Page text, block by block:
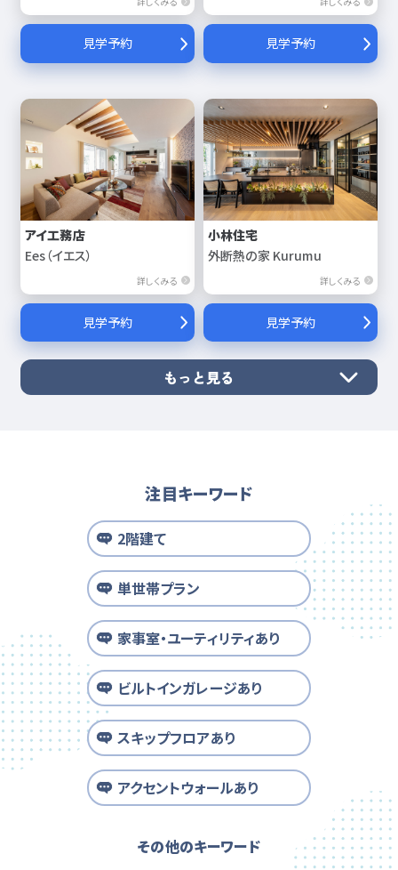
見学予約 見学予約
アイ工務店
Ees（イエス）
詳しくみる
見学予約
小林住宅
外断熱の家 Kurumu
詳しくみる
見学予約
もっと見る
注目キーワード
2階建て
単世帯プラン
家事室・ユーティリティあり
ビルトインガレージあり
スキップフロアあり
アクセントウォールあり
その他のキーワード